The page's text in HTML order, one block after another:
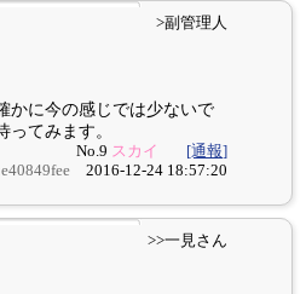
>副管理人
かに今の感じでは少ないで
てみます。
No.9 スカイ
[通報]
2016-12-24 18:57:20
>>一見さん